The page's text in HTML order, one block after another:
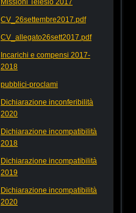
CV_26settembre2017.pdf
CV_allegato26sett2017.pdf
Incarichi e compensi 2017-
2018
pubblici-proclami
Dichiarazione inconferibilità
2020
Dichiarazione incompatibilità
2018
Dichiarazione incompatibilità
2019
Dichiarazione incompatibilità
2020